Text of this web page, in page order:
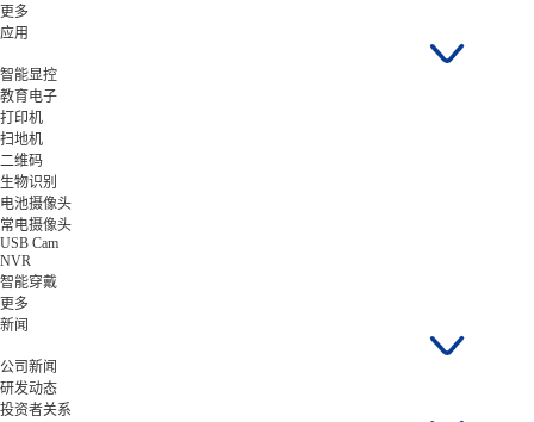
更多
应用
智能显控
教育电子
打印机
扫地机
二维码
生物识别
电池摄像头
常电摄像头
USB Cam
NVR
智能穿戴
更多
新闻
公司新闻
研发动态
投资者关系